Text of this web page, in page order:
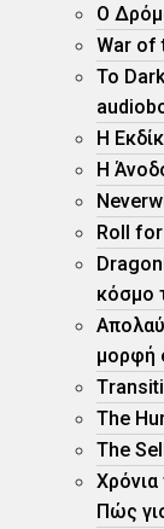
O
War of
Το
Η
Η
Roll
κόσμο
μορφή
The
Τhe
Πώς